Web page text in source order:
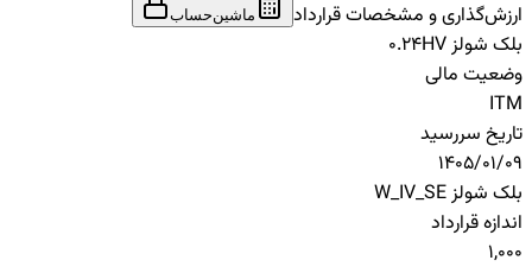
ارزش‌گذاری و مشخصات قرارداد
ماشین‌حساب
بلک شولز HV
0.24
وضعیت مالی
ITM
تاریخ سررسید
1405/01/09
بلک شولز W_IV_SE
اندازه قرارداد
1,000